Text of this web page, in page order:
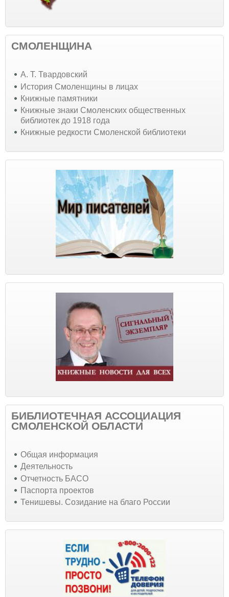
СМОЛЕНЩИНА
А. Т. Твардовский
История Смоленщины в лицах
Книжные памятники
Книжные знаки Смоленских общественных
библиотек до 1918 года
Книжные редкости Смоленской библиотеки
БИБЛИОТЕЧНАЯ АССОЦИАЦИЯ
СМОЛЕНСКОЙ ОБЛАСТИ
Общая информация
Деятельность
Отчетность БАСО
Паспорта проектов
Тенишевы. Созидание на благо России